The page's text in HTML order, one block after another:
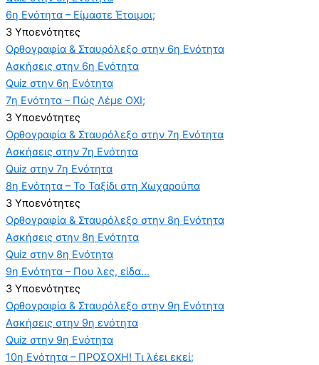
6η Ενότητα – Είμαστε Έτοιμοι;
3 Υποενότητες
Ορθογραφία & Σταυρόλεξο στην 6η Ενότητα
Ασκήσεις στην 6η Ενότητα
Quiz στην 6η Ενότητα
7η Ενότητα – Πώς Λέμε ΟΧΙ;
3 Υποενότητες
Ορθογραφία & Σταυρόλεξο στην 7η Ενότητα
Ασκήσεις στην 7η Ενότητα
Quiz στην 7η Ενότητα
8η Ενότητα – Το Ταξίδι στη Χωχαρούπα
3 Υποενότητες
Ορθογραφία & Σταυρόλεξο στην 8η Ενότητα
Ασκήσεις στην 8η Ενότητα
Quiz στην 8η Ενότητα
9η Ενότητα – Που λες, είδα…
3 Υποενότητες
Ορθογραφία & Σταυρόλεξο στην 9η Ενότητα
Ασκήσεις στην 9η ενότητα
Quiz στην 9η Ενότητα
10η Ενότητα – ΠΡΟΣΟΧΗ! Τι λέει εκεί;